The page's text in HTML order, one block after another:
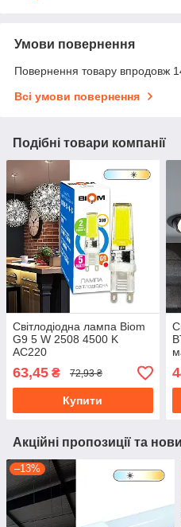
Умови повернення
Повернення товару впродовж
Всі умови повернення
Подібні товари компанії
Світлодіодна лампа Biom
G9 5 W 2508 4500 K
AC220
63,45 ₴ 72,93 ₴
Купити
Акційні пропозиції та
–13%